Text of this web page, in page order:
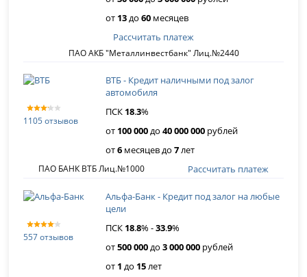
от 13до60 месяцев
ПАО АКБ "Металлинвестбанк" Лиц.№2440
Рассчитать платеж
1105 отзывов
ВТБ - Кредит наличными под залог
автомобиля
ПСК 18.3%
от 100 000до40 000 000 рублей
от6 месяцев до7лет
ПАО БАНК ВТБ Лиц.№1000 Рассчитать платеж
557 отзывов
Альфа-Банк - Кредит под залог на любые
цели
ПСК 18.8% -33.9%
от500 000до3 000 000 рублей
от 1 до 15лет